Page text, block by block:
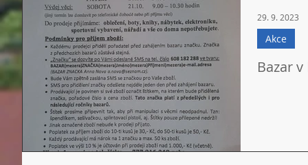
Bazar
Akce
29. 9. 2023